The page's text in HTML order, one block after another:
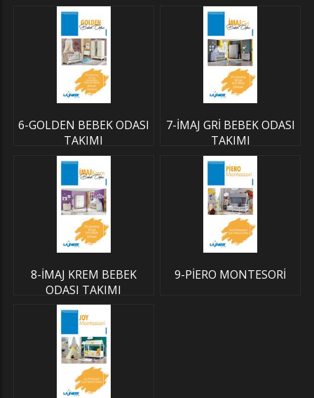
6-GOLDEN BEBEK ODASI
TAKIMI
7-İMAJ GRİ BEBEK ODASI
TAKIMI
8-İMAJ KREM BEBEK
ODASI TAKIMI
9-PİERO MONTESORİ